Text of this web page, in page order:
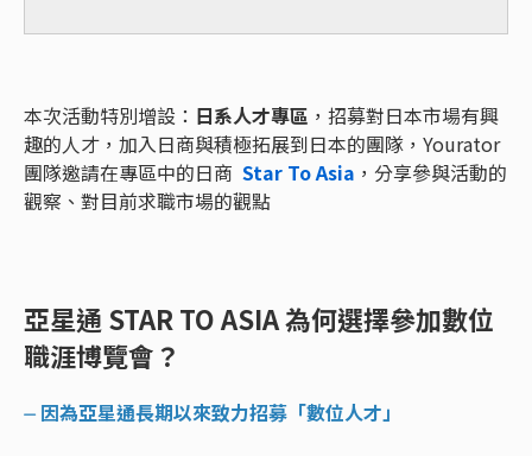
本次活動特別增設： 日系人才專區 ，招募對日本市場有興
趣的人才，加入日商與積極拓展到日本的團隊，Yourator
團隊邀請在專區中的日商 Star To Asia ，分享參與活動的
觀察、對目前求職市場的觀點
亞星通 STAR TO ASIA 為何選擇參加數位
職涯博覽會？
⏤ 因為亞星通長期以來致力招募「數位人才」